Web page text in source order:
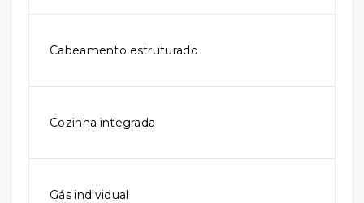
Cabeamento estruturado
Cozinha integrada
Gás individual